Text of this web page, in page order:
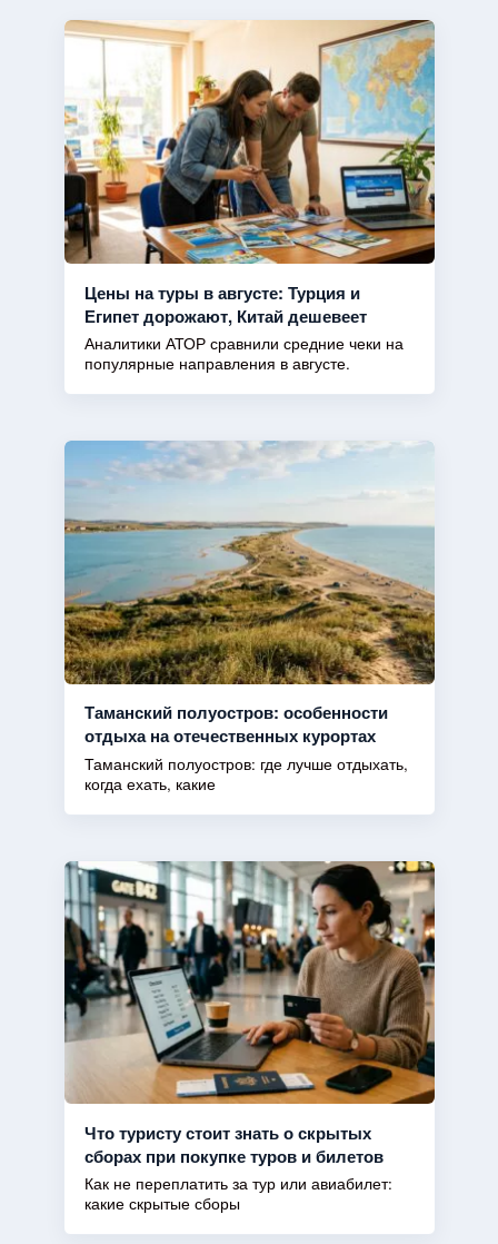
Цены на туры в августе: Турция и
Египет дорожают, Китай дешевеет
Аналитики АТОР сравнили средние чеки на
популярные направления в августе.
Таманский полуостров: особенности
отдыха на отечественных курортах
Таманский полуостров: где лучше отдыхать,
когда ехать, какие
Что туристу стоит знать о скрытых
сборах при покупке туров и билетов
Как не переплатить за тур или авиабилет:
какие скрытые сборы